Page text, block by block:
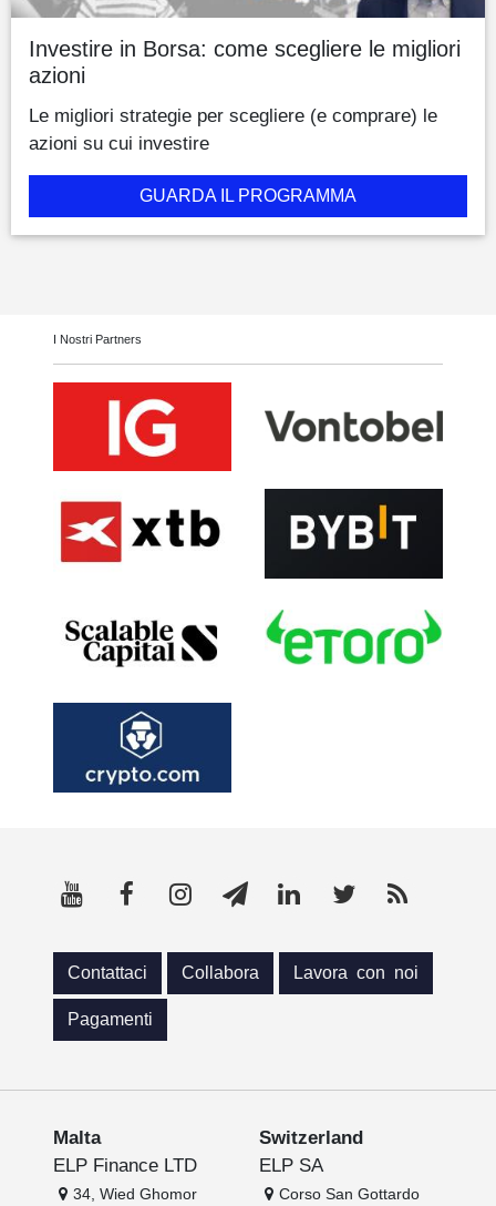
Investire in Borsa: come scegliere le migliori
azioni
Le migliori strategie per scegliere (e comprare) le
azioni su cui investire
GUARDA IL PROGRAMMA
I Nostri Partners
Contattaci Collabora Lavora con noi
Pagamenti
Malta
ELP Finance LTD
34, Wied Ghomor
Switzerland
ELP SA
Corso San Gottardo